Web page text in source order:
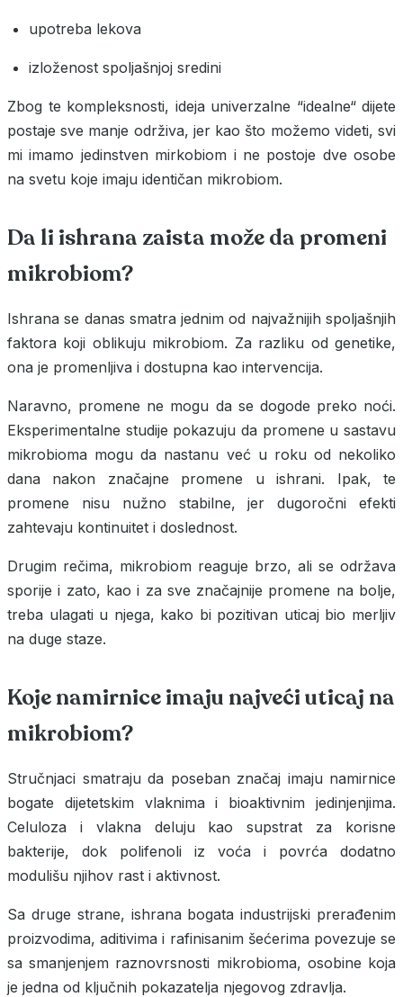
upotreba lekova
izloženost spoljašnjoj sredini
Zbog te kompleksnosti, ideja univerzalne “idealne“ dijete
postaje sve manje održiva, jer kao što možemo videti, svi
mi imamo jedinstven mirkobiom i ne postoje dve osobe
na svetu koje imaju identičan mikrobiom.
Da li ishrana zaista može da promeni
mikrobiom?
Ishrana se danas smatra jednim od najvažnijih spoljašnjih
faktora koji oblikuju mikrobiom. Za razliku od genetike,
ona je promenljiva i dostupna kao intervencija.
Naravno, promene ne mogu da se dogode preko noći.
Eksperimentalne studije pokazuju da promene u sastavu
mikrobioma mogu da nastanu već u roku od nekoliko
dana nakon značajne promene u ishrani. Ipak, te
promene nisu nužno stabilne, jer dugoročni efekti
zahtevaju kontinuitet i doslednost.
Drugim rečima, mikrobiom reaguje brzo, ali se održava
sporije i zato, kao i za sve značajnije promene na bolje,
treba ulagati u njega, kako bi pozitivan uticaj bio merljiv
na duge staze.
Koje namirnice imaju najveći uticaj na
mikrobiom?
Stručnjaci smatraju da poseban značaj imaju namirnice
bogate dijetetskim vlaknima i bioaktivnim jedinjenjima.
Celuloza i vlakna deluju kao supstrat za korisne
bakterije, dok polifenoli iz voća i povrća dodatno
modulišu njihov rast i aktivnost.
Sa druge strane, ishrana bogata industrijski prerađenim
proizvodima, aditivima i rafinisanim šećerima povezuje se
sa smanjenjem raznovrsnosti mikrobioma, osobine koja
je jedna od ključnih pokazatelja njegovog zdravlja.